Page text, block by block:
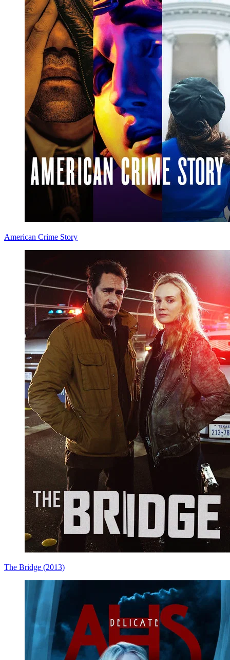
American Crime Story
The Bridge (2013)